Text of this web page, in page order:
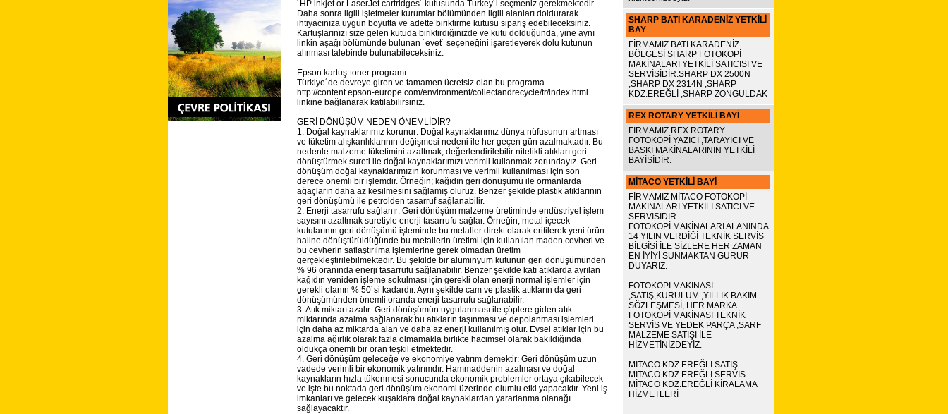
´HP inkjet or LaserJet cartridges´ kutusunda Turkey´i seçmeniz gerekmektedir.
Daha sonra ilgili işletmeler kurumlar bölümünden ilgili alanları doldurarak
ihtiyacınıza uygun boyutta ve adette biriktirme kutusu sipariş edebileceksiniz.
Kartuşlarınızı size gelen kutuda biriktirdiğinizde ve kutu dolduğunda, yine aynı
linkin aşağı bölümünde bulunan ´evet´ seçeneğini işaretleyerek dolu kutunun
alınması talebinde bulunabileceksiniz.
Epson kartuş-toner programı
Türkiye´de devreye giren ve tamamen ücretsiz olan bu programa
http://content.epson-europe.com/environment/collectandrecycle/tr/index.html
linkine bağlanarak katılabilirsiniz.
GERİ DÖNÜŞÜM NEDEN ÖNEMLİDİR?
1. Doğal kaynaklarımız korunur: Doğal kaynaklarımız dünya nüfusunun artması
ve tüketim alışkanlıklarının değişmesi nedeni ile her geçen gün azalmaktadır. Bu
nedenle malzeme tüketimini azaltmak, değerlendirilebilir nitelikli atıkları geri
dönüştürmek sureti ile doğal kaynaklarımızı verimli kullanmak zorundayız. Geri
dönüşüm doğal kaynaklarımızın korunması ve verimli kullanılması için son
derece önemli bir işlemdir. Örneğin; kağıdın geri dönüşümü ile ormanlarda
ağaçların daha az kesilmesini sağlamış oluruz. Benzer şekilde plastik atıklarının
geri dönüşümü ile petrolden tasarruf sağlanabilir.
2. Enerji tasarrufu sağlanır: Geri dönüşüm malzeme üretiminde endüstriyel işlem
sayısını azaltmak suretiyle enerji tasarrufu sağlar. Örneğin; metal içecek
kutularının geri dönüşümü işleminde bu metaller direkt olarak eritilerek yeni ürün
haline dönüştürüldüğünde bu metallerin üretimi için kullanılan maden cevheri ve
bu cevherin saflaştırılma işlemlerine gerek olmadan üretim
gerçekleştirilebilmektedir. Bu şekilde bir alüminyum kutunun geri dönüşümünden
% 96 oranında enerji tasarrufu sağlanabilir. Benzer şekilde katı atıklarda ayrılan
kağıdın yeniden işleme sokulması için gerekli olan enerji normal işlemler için
gerekli olanın % 50´si kadardır. Aynı şekilde cam ve plastik atıkların da geri
dönüşümünden önemli oranda enerji tasarrufu sağlanabilir.
3. Atık miktarı azalır: Geri dönüşümün uygulanması ile çöplere giden atık
miktarında azalma sağlanarak bu atıkların taşınması ve depolanması işlemleri
için daha az miktarda alan ve daha az enerji kullanılmış olur. Evsel atıklar için bu
azalma ağırlık olarak fazla olmamakla birlikte hacimsel olarak bakıldığında
oldukça önemli bir oran teşkil etmektedir.
4. Geri dönüşüm geleceğe ve ekonomiye yatırım demektir: Geri dönüşüm uzun
vadede verimli bir ekonomik yatırımdır. Hammaddenin azalması ve doğal
kaynakların hızla tükenmesi sonucunda ekonomik problemler ortaya çıkabilecek
ve işte bu noktada geri dönüşüm ekonomi üzerinde olumlu etki yapacaktır. Yeni iş
imkanları ve gelecek kuşaklara doğal kaynaklardan yararlanma olanağı
sağlayacaktır.
SHARP BATI KARADENİZ YETKİLİ
BAY
FİRMAMIZ BATI KARADENİZ
BÖLGESİ SHARP FOTOKOPİ
MAKİNALARI YETKİLİ SATICISI VE
SERVİSİDİR.SHARP DX 2500N
,SHARP DX 2314N ,SHARP
KDZ.EREĞLİ ,SHARP ZONGULDAK
REX ROTARY YETKİLİ BAYİ
FİRMAMIZ REX ROTARY
FOTOKOPİ YAZICI ,TARAYICI VE
BASKI MAKİNALARININ YETKİLİ
BAYİSİDİR.
MİTACO YETKİLİ BAYİ
FİRMAMIZ MİTACO FOTOKOPİ
MAKİNALARI YETKİLİ SATICI VE
SERVİSİDİR.
FOTOKOPİ MAKİNALARI ALANINDA
14 YILIN VERDİĞİ TEKNİK SERVİS
BİLGİSİ İLE SİZLERE HER ZAMAN
EN İYİYİ SUNMAKTAN GURUR
DUYARIZ.
FOTOKOPİ MAKİNASI
,SATIŞ,KURULUM ,YILLIK BAKIM
SÖZLEŞMESİ, HER MARKA
FOTOKOPİ MAKİNASI TEKNİK
SERVİS VE YEDEK PARÇA ,SARF
MALZEME SATIŞI İLE
HİZMETİNİZDEYİZ.
MİTACO KDZ.EREĞLİ SATIŞ
MİTACO KDZ.EREĞLİ SERVİS
MİTACO KDZ.EREĞLİ KİRALAMA
HİZMETLERİ